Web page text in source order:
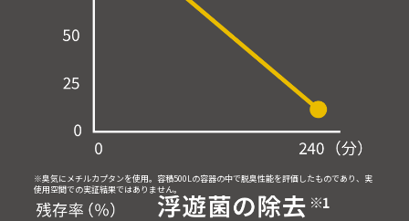
※臭気にメチルカプタンを使用。容積500Lの容器の中で脱臭性能を評価したものであり、実
使用空間での実証結果ではありません。